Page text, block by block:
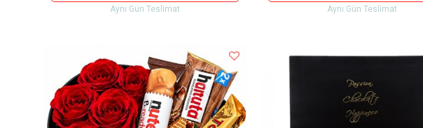
Aynı Gün Teslimat Aynı Gün Teslimat